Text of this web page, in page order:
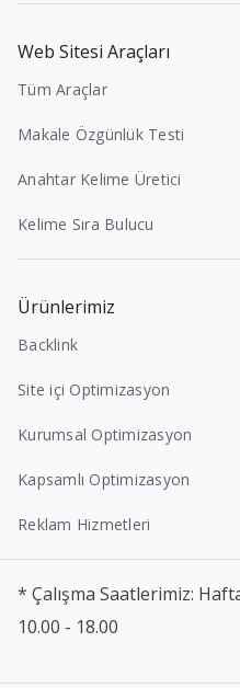
Web Sitesi Araçları
Tüm Araçlar
Makale Özgünlük Testi
Anahtar Kelime Üretici
Kelime Sıra Bulucu
Ürünlerimiz
Backlink
Site içi Optimizasyon
Kurumsal Optimizasyon
Kapsamlı Optimizasyon
Reklam Hizmetleri
* Çalışma Saatlerimiz:
10.00 - 18.00